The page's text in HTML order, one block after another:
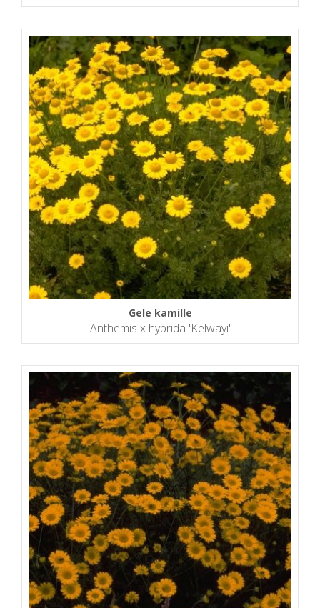
Gele kamille
Anthemis x hybrida 'Kelwayi'